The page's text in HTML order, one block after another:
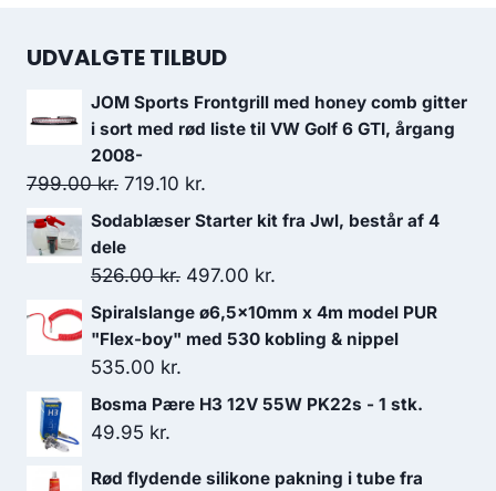
UDVALGTE TILBUD
JOM Sports Frontgrill med honey comb gitter
i sort med rød liste til VW Golf 6 GTI, årgang
2008-
799.00kr. Den
oprindelige
pris
var:
799.00 kr..
719.10 kr.
aktuelle
er:
719.10 kr..
Sodablæser Starter kit fra Jwl, består af 4
dele
526.00kr. Den
oprindelige
pris
526.00 kr..
497.00 kr.
aktuelle
pris
497.00 kr..
Spiralslange ø6,5x10mm x 4m model PUR
"Flex-boy" med 530 kobling & nippel
535.00 kr.
Bosma Pære H3 12V 55W PK22s - 1 stk.
49.95 kr.
Rød flydende silikone pakning i tube fra